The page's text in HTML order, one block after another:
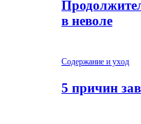
в неволе
Содержание и уход
5 причин